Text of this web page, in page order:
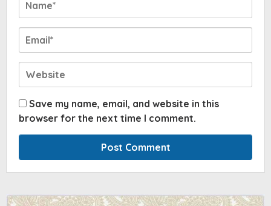
Save my name, email, and website in this
browser for the next time I comment.